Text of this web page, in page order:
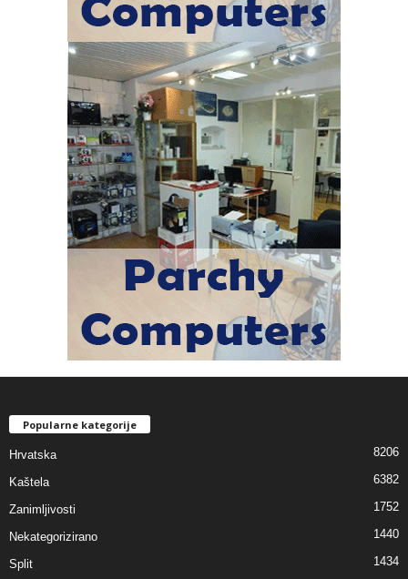
Popularne kategorije
Hrvatska 8206
Kaštela 6382
Zanimljivosti 1752
Nekategorizirano 1440
Split 1434